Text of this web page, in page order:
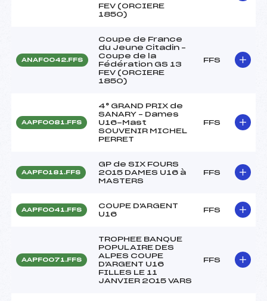
FEV (ORCIERE
1850)
ANAF0042.FFS
Coupe de France
du Jeune Citadin –
Coupe de la
Fédération GS 13
FEV (ORCIERE
1850)
FFS
AAPF0081.FFS
4° GRAND PRIX de
SANARY – Dames
U16-Mast
SOUVENIR MICHEL
PERRET
FFS
AAPF0181.FFS
GP de SIX FOURS
2015 DAMES U16 à
MASTERS
FFS
AAPF0041.FFS
COUPE D'ARGENT
U16
FFS
AAPF0071.FFS
TROPHEE BANQUE
POPULAIRE DES
ALPES COUPE
D'ARGENT U16
FILLES LE 11
JANVIER 2015 VARS
FFS